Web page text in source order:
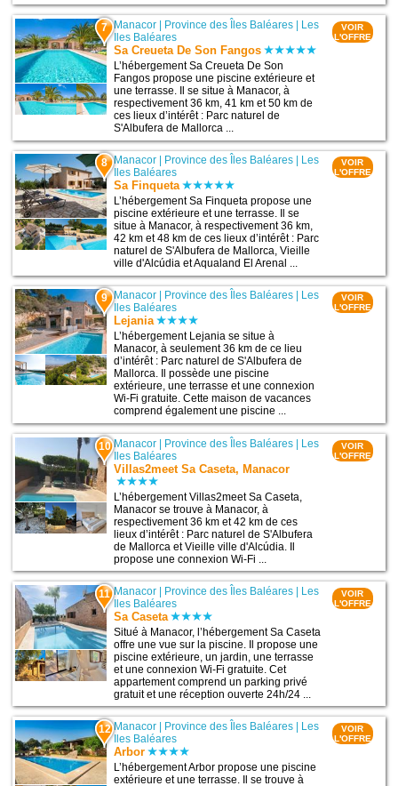
7 Manacor Province des Îles Baléares
Les
Iles Baléares
Sa Creueta De Son Fangos
L’hébergement Sa Creueta De Son
Fangos propose une piscine extérieure et
une terrasse. Il se situe à Manacor, à
respectivement 36 km, 41 km et 50 km de
ces lieux d’intérêt : Parc naturel de
S'Albufera de Mallorca ...
VOIR
L'OFFRE
8 Manacor Province des Îles Baléares
Les
Iles Baléares
Sa Finqueta
L’hébergement Sa Finqueta propose une
piscine extérieure et une terrasse. Il se
situe à Manacor, à respectivement 36 km,
42 km et 48 km de ces lieux d’intérêt : Parc
naturel de S'Albufera de Mallorca, Vieille
ville d'Alcúdia et Aqualand El Arenal ...
VOIR
L'OFFRE
9 Manacor Province des Îles Baléares
Les
Iles Baléares
Lejania
L’hébergement Lejania se situe à
Manacor, à seulement 36 km de ce lieu
d’intérêt : Parc naturel de S'Albufera de
Mallorca. Il possède une piscine
extérieure, une terrasse et une connexion
Wi-Fi gratuite. Cette maison de vacances
comprend également une piscine ...
VOIR
L'OFFRE
10 Manacor | Province des Îles Baléares | Les
Iles Baléares
Villas2meet Sa Caseta, Manacor
L’hébergement Villas2meet Sa Caseta,
Manacor se trouve à Manacor, à
respectivement 36 km et 42 km de ces
lieux d’intérêt : Parc naturel de S'Albufera
de Mallorca et Vieille ville d'Alcúdia. Il
propose une connexion Wi-Fi ...
VOIR
L'OFFRE
11 Manacor | Province des Îles Baléares | Les
Iles Baléares
Sa Caseta
Situé à Manacor, l’hébergement Sa Caseta
offre une vue sur la piscine. Il propose une
piscine extérieure, un jardin, une terrasse
et une connexion Wi-Fi gratuite. Cet
appartement comprend un parking privé
gratuit et une réception ouverte 24h/24 ...
VOIR
L'OFFRE
12 Manacor | Province des Îles Baléares | Les
Iles Baléares
Arbor
L’hébergement Arbor propose une piscine
extérieure et une terrasse. Il se trouve à
VOIR
L'OFFRE